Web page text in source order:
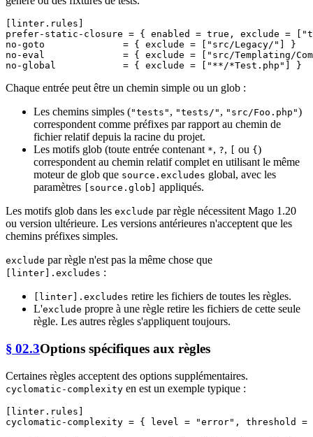
[linter.rules]
prefer-static-closure = { enabled = true , exclude = [
no-goto
              = { exclude = [
"src/Legacy/"
no-eval
              = { exclude = [
"src/Templating/
no-global
            = { exclude = [
"**/*Test.php"
Chaque entrée peut être un chemin simple ou un glob :
Les chemins simples ("tests" , "tests/" , "src/Foo.php")
correspondent comme préfixes par rapport au chemin de
fichier relatif depuis la racine du projet.
Les motifs glob (toute entrée contenant *, ?, ou { )
correspondent au chemin relatif complet en utilisant le même
moteur de glob que source.excludes global, avec les
paramètres
[source.glob]
appliqués.
Les motifs glob dans les exclude par règle nécessitent Mago 1.20
ou version ultérieure. Les versions antérieures n'acceptent que les
chemins préfixes simples.
exclude par règle n'est pas la même chose que
[linter].excludes :
[linter].excludes retire les fichiers de toutes les règles.
L'exclude propre à une règle retire les fichiers de cette seule
règle. Les autres règles s'appliquent toujours.
§ 02.3Options spécifiques aux règles
Certaines règles acceptent des options supplémentaires.
cyclomatic-complexity en est un exemple typique :
[linter.rules]
cyclomatic-complexity = { level = "error" , threshold =